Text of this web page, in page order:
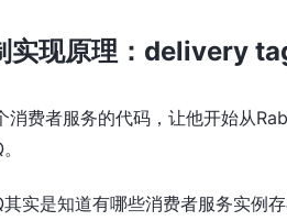
实现原理：delivery
消费者服务的代码，让他开始从
实是知道有哪些消费者服务实例存